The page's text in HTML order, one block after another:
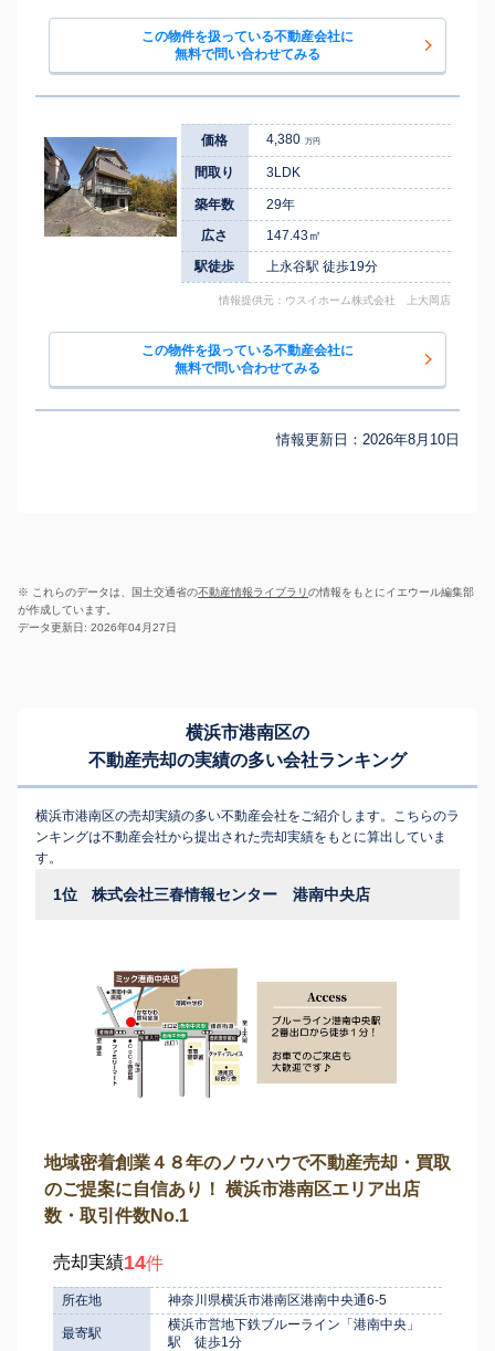
この物件を扱っている不動産会社に
無料で問い合わせてみる
価格 4,380 万円
間取り 3LDK
築年数
29年
広さ
147.43㎡
駅徒歩
上永谷駅 徒歩19分
情報提供元：ウスイホーム株式会社 上大岡店
この物件を扱っている不動産会社に
無料で問い合わせてみる
情報更新日： 2026年8月10日
※ これらのデータは、国土交通省の不動産情報ライブラリの情報をもとにイエウール編集部
が作成しています。
データ更新日: 2026年04月27日
横浜市港南区の
不動産売却の実績の多い会社ランキング
横浜市港南区の売却実績の多い不動産会社をご紹介します。こちらのラ
ンキングは不動産会社から提出された売却実績をもとに算出していま
す。
1位 株式会社三春情報センター 港南中央店
地域密着創業４８年のノウハウで不動産売却・買取
のご提案に自信あり！ 横浜市港南区エリア出店
数・取引件数No.1
売却実績14件
所在地 神奈川県横浜市港南区港南中央通6-5
最寄駅
横浜市営地下鉄ブルーライン「港南中央」
駅 徒歩1分